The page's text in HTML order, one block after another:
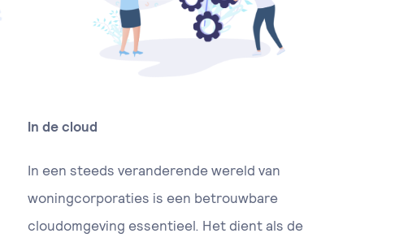
In de cloud
In een steeds veranderende wereld van
woningcorporaties is een betrouwbare
cloudomgeving essentieel. Het dient als de